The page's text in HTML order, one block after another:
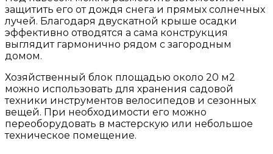
защитить его от дождя снега и прямых солнечных
лучей. Благодаря двускатной крыше осадки
эффективно отводятся а сама конструкция
выглядит гармонично рядом с загородным
домом.
Хозяйственный блок площадью около 20 м2
можно использовать для хранения садовой
техники инструментов велосипедов и сезонных
вещей. При необходимости его можно
переоборудовать в мастерскую или небольшое
техническое помещение.